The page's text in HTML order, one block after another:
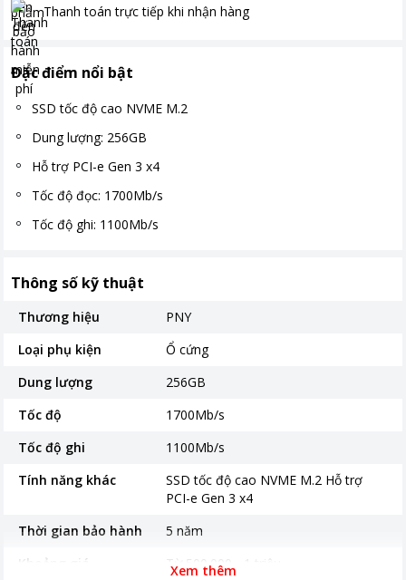
Thanh toán trực tiếp khi nhận hàng
Đặc điểm nổi bật
SSD tốc độ cao NVME M.2
Dung lượng: 256GB
Hỗ trợ PCI-e Gen 3 x4
Tốc độ đọc: 1700Mb/s
Tốc độ ghi: 1100Mb/s
Thông số kỹ thuật
Thương hiệu
PNY
Loại phụ kiện
Ổ cứng
Dung lượng
256GB
Tốc độ
1700Mb/s
Tốc độ ghi
1100Mb/s
Tính năng khác
SSD tốc độ cao NVME M.2 Hỗ trợ
PCI-e Gen 3 x4
Thời gian bảo hành
5 năm
Khoảng giá
Từ 500.000 - 1 triệu
Xem thêm